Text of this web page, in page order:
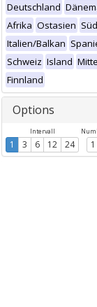
Deutschland
Afrika Ostasien
Italien/Balkan
Schweiz Island
Finnland
Options
Intervall
1 3 6 12 24 1